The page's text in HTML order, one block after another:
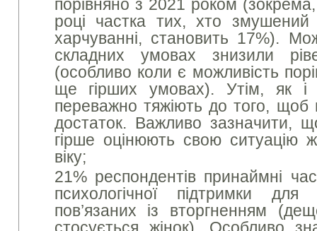
порівняно з 2021 роком
році частка тих, хто змушений
харчуванні, становить 17%).
складних умовах знизили
(особливо коли є можливість
ще гірших умовах). Утім, як і
переважно тяжіють до того, щоб
достаток. Важливо зазначити,
гірше оцінюють свою ситуацію
віку;
21% респондентів принаймні
психологічної підтримки для
пов’язаних із вторгненням
стосується жінок). Особливо